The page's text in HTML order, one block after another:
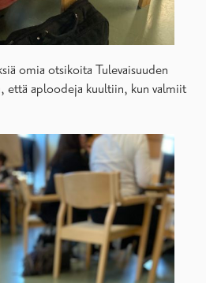
omia otsikoita Tulevaisuuden
että aploodeja kuultiin, kun valmiit